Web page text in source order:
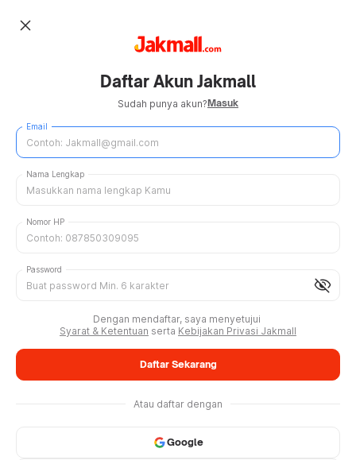
close
Daftar Akun Jakmall
Sudah punya akun?Masuk
Email
Nama Lengkap
Nomor HP
visibility_off
Password
Dengan mendaftar, saya menyetujui
Syarat & Ketentuan serta Kebijakan Privasi Jakmall
Daftar Sekarang
Atau daftar dengan
Google